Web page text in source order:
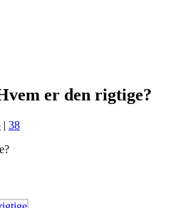
er den rigtige?
| 38